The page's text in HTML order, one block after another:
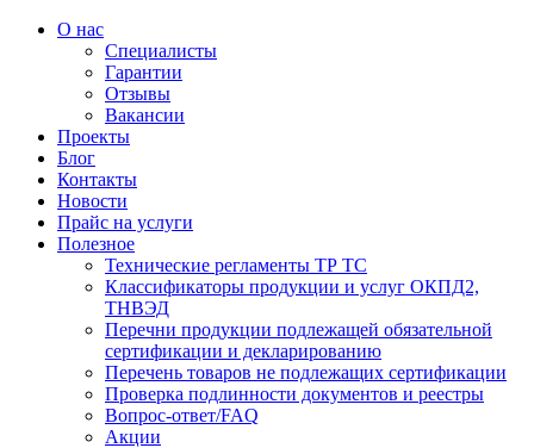
О нас
Специалисты
Гарантии
Отзывы
Вакансии
Проекты
Блог
Контакты
Новости
Прайс на услуги
Полезное
Технические регламенты ТР ТС
Классификаторы продукции и услуг ОКПД2,
ТНВЭД
Перечни продукции подлежащей обязательной
сертификации и декларированию
Перечень товаров не подлежащих сертификации
Проверка подлинности документов и реестры
Вопрос-ответ/FAQ
Акции